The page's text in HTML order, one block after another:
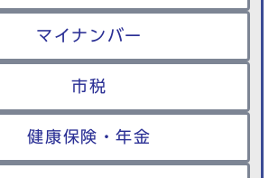
マイナンバー
市税
健康保険・年金